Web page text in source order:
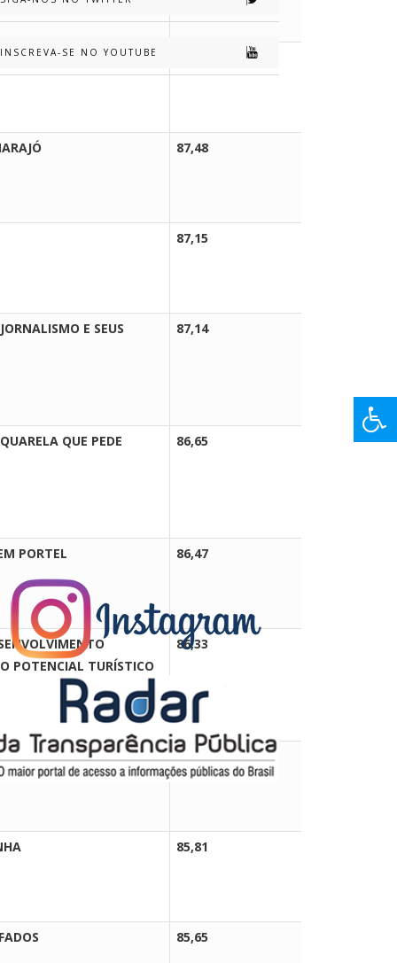
87,48
87,15
E SEUS
87,14
QUE PEDE
86,65
PORTEL 86,47
POTENCIAL TURÍSTICO
86,33
85,99
85,81
85,65
INSCREVA-SE NO YOUTUBE